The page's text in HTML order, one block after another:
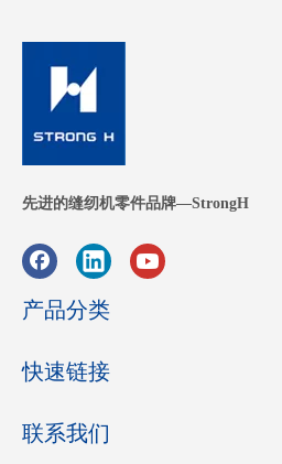
♥有竞争力的价格直接从工厂
♥100% 安全保证您的付款和发货。
其他缝纫机零件
先进的缝纫机零件品牌—StrongH
产品分类
快速链接
联系我们